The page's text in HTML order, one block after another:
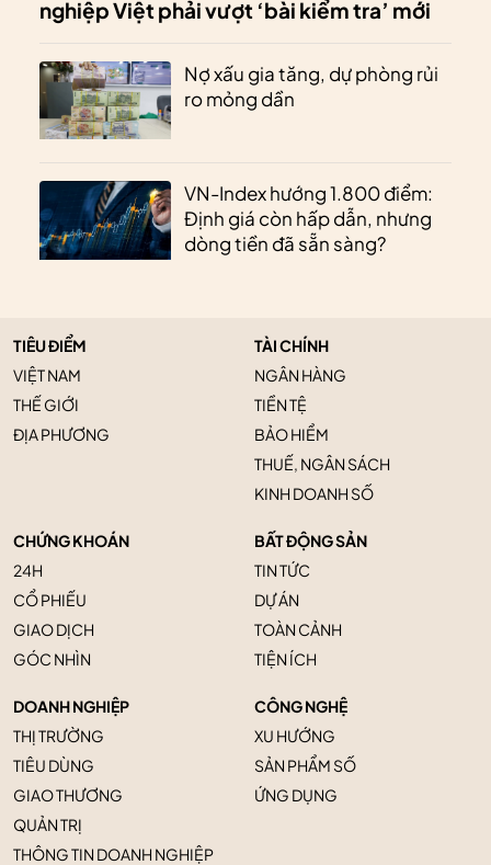
nghiệp Việt phải vượt ‘bài kiểm tra’ mới
Nợ xấu gia tăng, dự phòng rủi
ro mỏng dần
VN-Index hướng 1.800 điểm:
Định giá còn hấp dẫn, nhưng
dòng tiền đã sẵn sàng?
TIÊU ĐIỂM
VIỆT NAM
THẾ GIỚI
ĐỊA PHƯƠNG
TÀI CHÍNH
NGÂN HÀNG
TIỀN TỆ
BẢO HIỂM
THUẾ, NGÂN SÁCH
KINH DOANH SỐ
CHỨNG KHOÁN
24H
CỔ PHIẾU
GIAO DỊCH
GÓC NHÌN
BẤT ĐỘNG SẢN
TIN TỨC
DỰ ÁN
TOÀN CẢNH
TIỆN ÍCH
DOANH NGHIỆP
THỊ TRƯỜNG
TIÊU DÙNG
GIAO THƯƠNG
QUẢN TRỊ
THÔNG TIN DOANH NGHIỆP
CÔNG NGHỆ
XU HƯỚNG
SẢN PHẨM SỐ
ỨNG DỤNG